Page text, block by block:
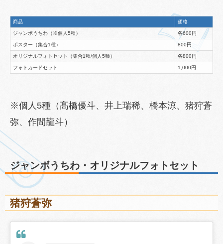
商品 価格
ジャンボうちわ（※個人5種） 各600円
ポスター（集合1種） 800円
オリジナルフォトセット（集合1種/個人5種） 各800円
フォトカードセット 1,000円
※個人5種（髙橋優斗、井上瑞稀、橋本涼、猪狩蒼
弥、作間龍斗）
ジャンボうちわ・オリジナルフォトセット
猪狩蒼弥